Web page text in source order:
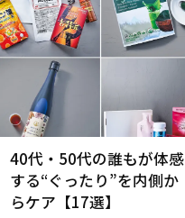
40代・50代の誰もが体感
する“ぐったり”を内側か
らケア【17選】